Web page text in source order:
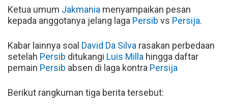
Ketua umum Jakmania menyampaikan pesan
kepada anggotanya jelang laga Persib vs Persija.
Kabar lainnya soal David Da Silva rasakan perbedaan
setelah Persib ditukangi Luis Milla hingga daftar
pemain Persib absen di laga kontra Persija
Berikut rangkuman tiga berita tersebut: